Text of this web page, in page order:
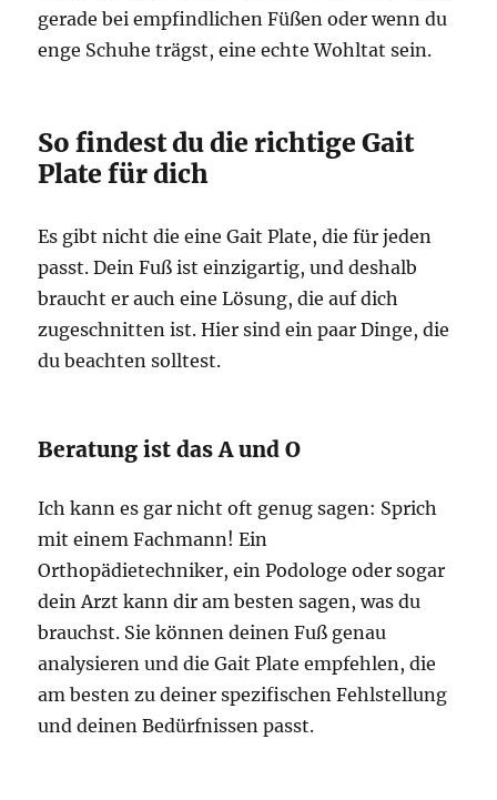
gerade bei empfindlichen Füßen oder wenn du
enge Schuhe trägst, eine echte Wohltat sein.
So findest du die richtige Gait
Plate für dich
Es gibt nicht die eine Gait Plate, die für jeden
passt. Dein Fuß ist einzigartig, und deshalb
braucht er auch eine Lösung, die auf dich
zugeschnitten ist. Hier sind ein paar Dinge, die
du beachten solltest.
Beratung ist das A und O
Ich kann es gar nicht oft genug sagen: Sprich
mit einem Fachmann! Ein
Orthopädietechniker, ein Podologe oder sogar
dein Arzt kann dir am besten sagen, was du
brauchst. Sie können deinen Fuß genau
analysieren und die Gait Plate empfehlen, die
am besten zu deiner spezifischen Fehlstellung
und deinen Bedürfnissen passt.